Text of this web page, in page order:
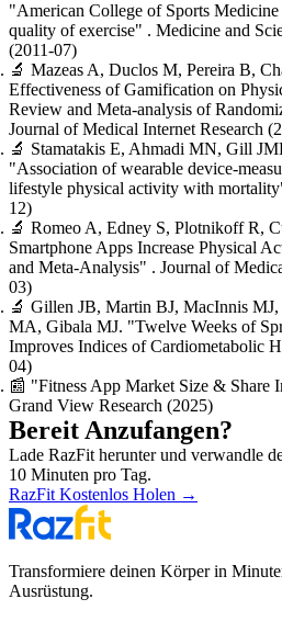
"American College of Sports
quality of exercise" . Medicine and
(2011-07)
🔬 Mazeas A, Duclos M, Pereira B,
Effectiveness of Gamification on
Review and Meta-analysis of
Journal of Medical Internet Research
🔬 Stamatakis E, Ahmadi MN, Gill
"Association of wearable device-
lifestyle physical activity with
12)
🔬 Romeo A, Edney S, Plotnikoff R,
Smartphone Apps Increase Physical
and Meta-Analysis" . Journal of
03)
🔬 Gillen JB, Martin BJ, MacInnis
MA, Gibala MJ. "Twelve Weeks of
Improves Indices of Cardiometabolic
04)
📰 "Fitness App Market Size & Share
Grand View Research (2025)
Bereit Anzufangen?
Lade RazFit herunter und verwandle
10 Minuten pro Tag.
RazFit Kostenlos Holen →
Transformiere deinen Körper in
Ausrüstung.